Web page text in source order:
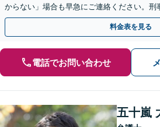
からない」場合も早急にご連絡ください。刑
「鍵」です。身柄解放、示談交渉など【休日
料金表を見る
電話でお問い合わせ
五十嵐